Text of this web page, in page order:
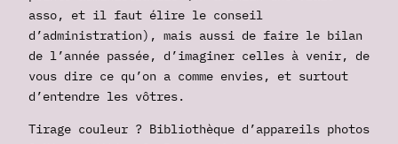
asso, et il faut élire le conseil
d’administration), mais aussi de faire le bilan
de l’année passée, d’imaginer celles à venir, de
vous dire ce qu’on a comme envies, et surtout
d’entendre les vôtres.
Tirage couleur ? Bibliothèque d’appareils photos